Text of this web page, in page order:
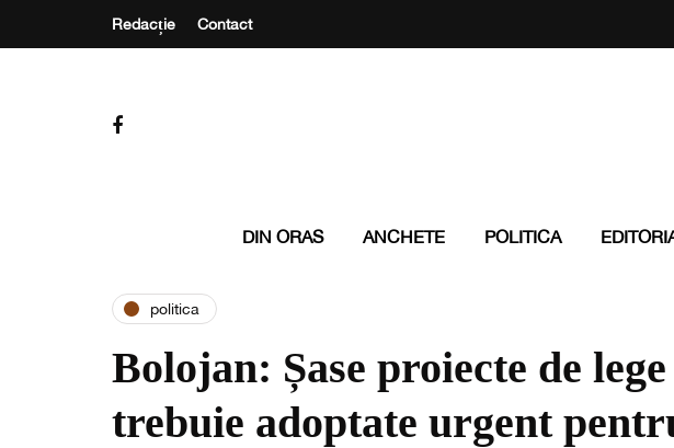
Redacție Contact
DIN ORAS ANCHETE POLITICA
politica
Bolojan: Șase proiecte de lege
trebuie adoptate urgent